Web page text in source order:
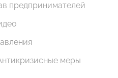
предпринимателей
меры